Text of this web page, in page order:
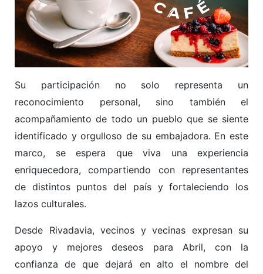
Su participación no solo representa un
reconocimiento personal, sino también el
acompañamiento de todo un pueblo que se siente
identificado y orgulloso de su embajadora. En este
marco, se espera que viva una experiencia
enriquecedora, compartiendo con representantes
de distintos puntos del país y fortaleciendo los
lazos culturales.
Desde Rivadavia, vecinos y vecinas expresan su
apoyo y mejores deseos para Abril, con la
confianza de que dejará en alto el nombre del